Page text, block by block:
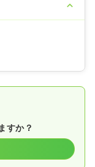
すか？